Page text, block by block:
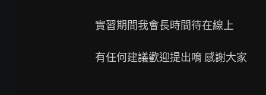
實習期間我會長時間待在線上
有任何建議歡迎提出唷 感謝大家